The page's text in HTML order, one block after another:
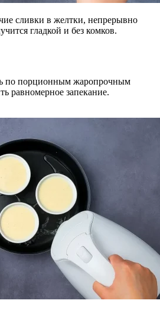
сливки в желтки, непрерывно
гладкой и без комков.
по порционным жаропрочным
равномерное запекание.